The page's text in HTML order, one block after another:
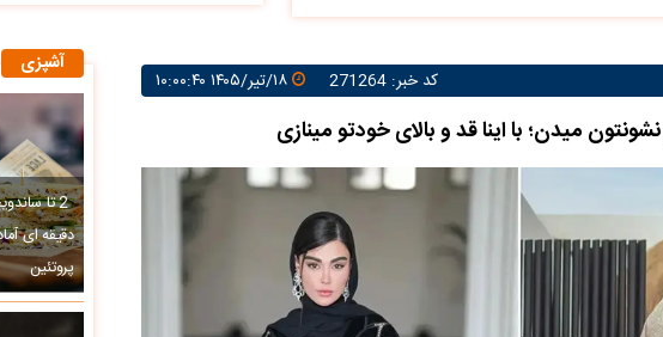
کد خبر: 271264 ۱۸/تیر/۱۴۰۵ ۱۰:۰۰:۴۰
میدن؛ با اینا قد و بالای خودتو مینازی
آشپزی
پروتئین